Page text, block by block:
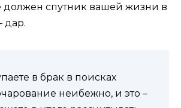
должен спутник вашей жизни в
дар.
в брак в поисках
неибежно, и это –